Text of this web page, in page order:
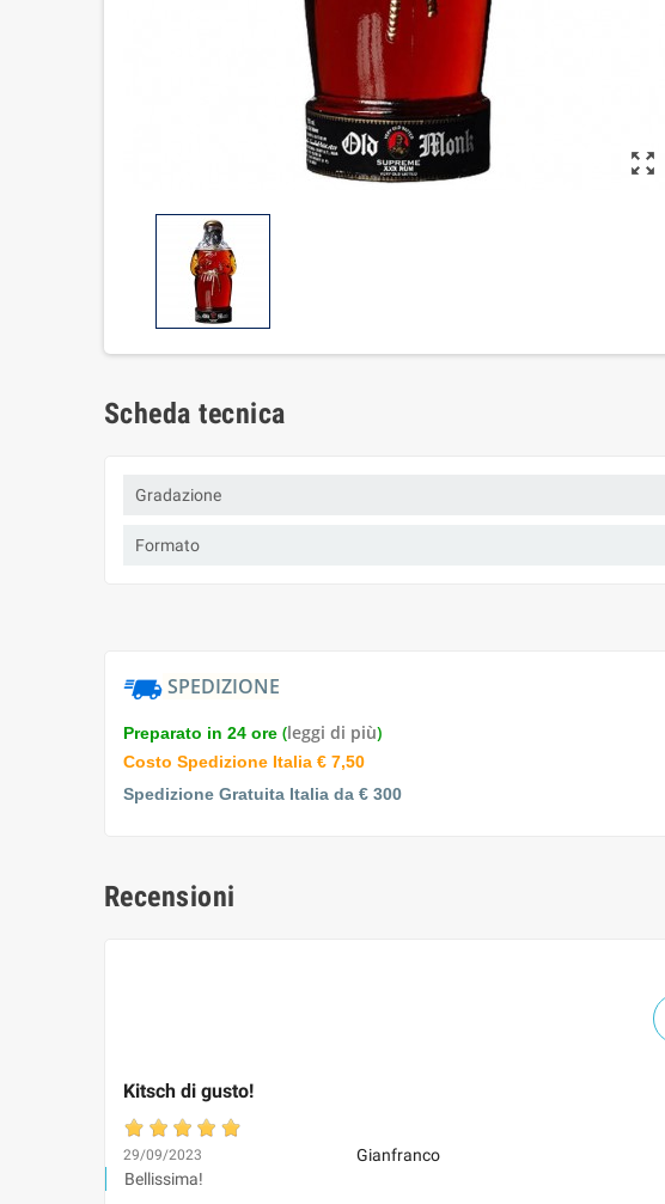
zoom_out_map
Scheda tecnica
Gradazione
Formato
SPEDIZIONE
Preparato in 24 ore (leggi di più)
Costo Spedizione Italia € 7,50
Spedizione Gratuita Italia da € 300
Recensioni
Kitsch di gusto!
29/09/2023
Gianfranco
Bellissima!